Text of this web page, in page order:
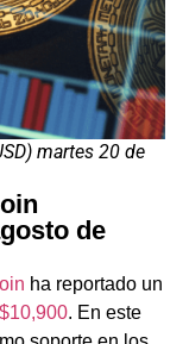
martes 20 de
de
ha reportado un
. En este